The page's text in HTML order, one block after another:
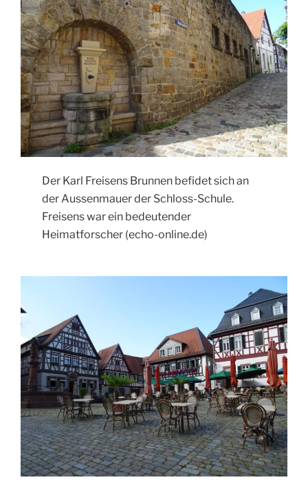
Der Karl Freisens Brunnen befidet sich an
der Aussenmauer der Schloss-Schule.
Freisens war ein bedeutender
Heimatforscher (echo-online.de)